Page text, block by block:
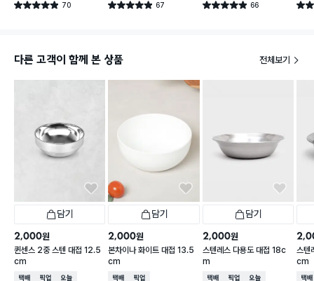
별점 4.9점 70
건 작성 별점 4.9점 67
건 작성 별점 4.9점 66
건 작성 별점
다른 고객이 함께 본 상품 전체보기
담기
2,000원
퀸센스 2중 스텐 대접 12.5
cm
택배배송매장픽업오늘배송
담기
2,000원
본차이나 화이트 대접 13.5
cm
택배배송매장픽업
담기
2,000원
스텐레스 다용도 대접 18c
m
택배배송매장픽업오늘배송
스텐
cm
택배